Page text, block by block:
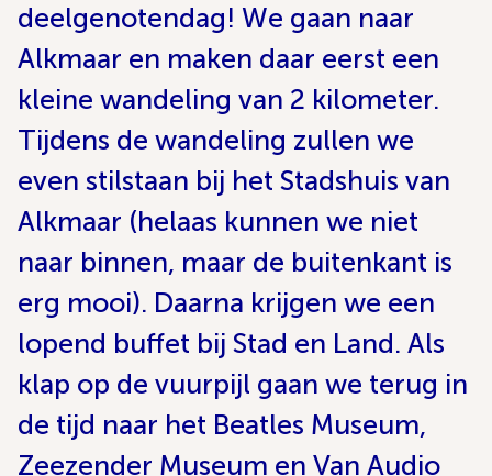
deelgenotendag! We gaan naar
Alkmaar en maken daar eerst een
kleine wandeling van 2 kilometer.
Tijdens de wandeling zullen we
even stilstaan bij het Stadshuis van
Alkmaar (helaas kunnen we niet
naar binnen, maar de buitenkant is
erg mooi). Daarna krijgen we een
lopend buffet bij Stad en Land. Als
klap op de vuurpijl gaan we terug in
de tijd naar het Beatles Museum,
Zeezender Museum en Van Audio